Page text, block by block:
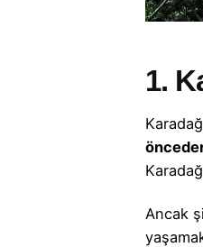
1.
Ancak